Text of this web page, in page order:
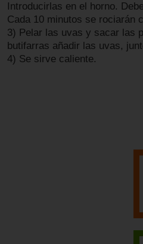
Introducirlas en el horno.
Cada 10 minutos se rociarán
3) Pelar las uvas y sacar las
butifarras añadir las uvas,
4) Se sirve caliente.